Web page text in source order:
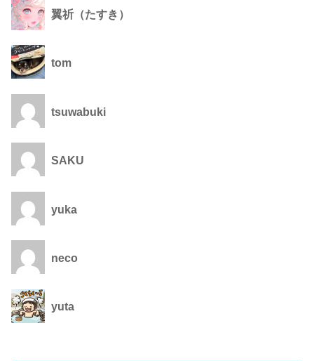
翼祈（たすき）
tom
tsuwabuki
SAKU
yuka
neco
yuta